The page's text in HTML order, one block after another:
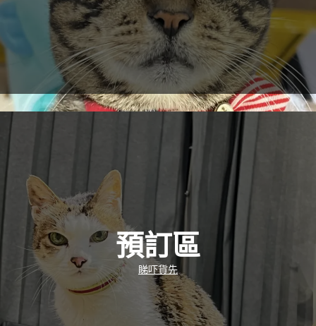
預訂區
睇吓貨先